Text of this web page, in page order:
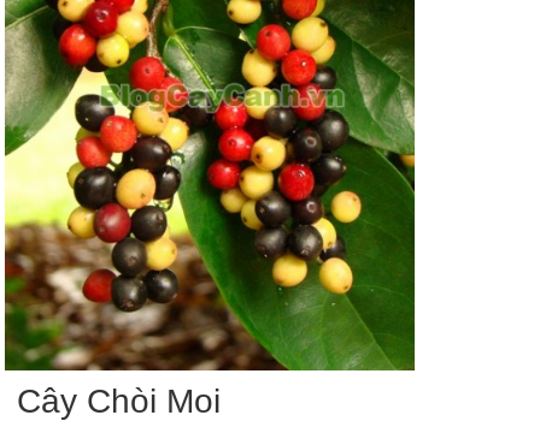
Cây Chòi Moi